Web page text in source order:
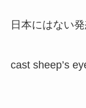
日本にはない
cast sheep’s